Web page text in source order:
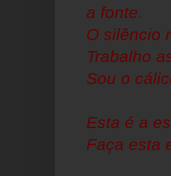
a fonte.
O silêncio
Trabalho
Sou o
Esta é a
Faça esta